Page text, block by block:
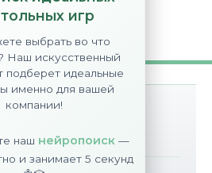
игр
выбрать во что
Наш искусственный
подберет идеальные
именно для вашей
компании!
наш нейропоиск—
и занимает 5 секунд